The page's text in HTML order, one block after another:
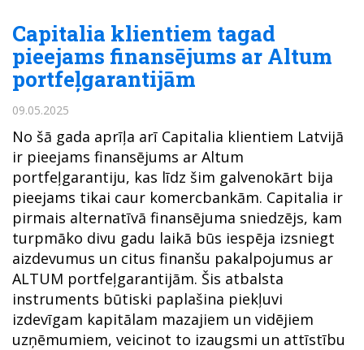
Capitalia klientiem tagad
pieejams finansējums ar Altum
portfeļgarantijām
09.05.2025
No šā gada aprīļa arī Capitalia klientiem Latvijā
ir pieejams finansējums ar Altum
portfeļgarantiju, kas līdz šim galvenokārt bija
pieejams tikai caur komercbankām. Capitalia ir
pirmais alternatīvā finansējuma sniedzējs, kam
turpmāko divu gadu laikā būs iespēja izsniegt
aizdevumus un citus finanšu pakalpojumus ar
ALTUM portfeļgarantijām. Šis atbalsta
instruments būtiski paplašina piekļuvi
izdevīgam kapitālam mazajiem un vidējiem
uzņēmumiem, veicinot to izaugsmi un attīstību